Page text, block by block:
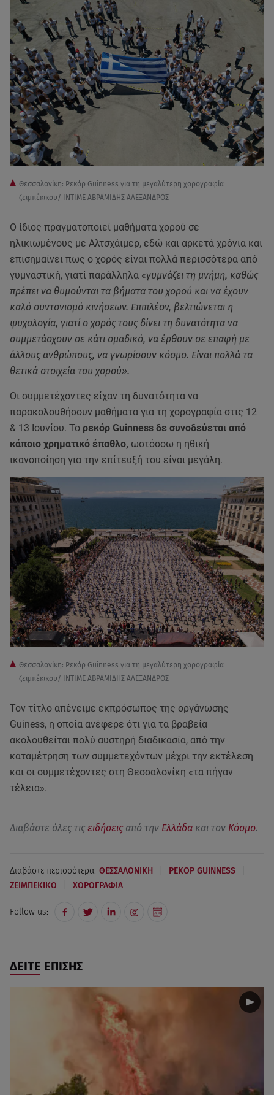
Θεσσαλονίκη: Ρεκόρ Guinness για τη μεγαλύτερη χορογραφία
ζεϊμπέκικου/ ΙΝΤΙΜΕ ΑΒΡΑΜΙΔΗΣ ΑΛΕΞΑΝΔΡΟΣ
Ο ίδιος πραγματοποιεί μαθήματα χορού σε
ηλικιωμένους με Αλτσχάιμερ, εδώ και αρκετά χρόνια και
επισημαίνει πως ο χορός είναι πολλά περισσότερα από
γυμναστική, γιατί παράλληλα «γυμνάζει τη μνήμη, καθώς
πρέπει να θυμούνται τα βήματα του χορού και να έχουν
καλό συντονισμό κινήσεων. Επιπλέον, βελτιώνεται η
ψυχολογία, γιατί ο χορός τους δίνει τη δυνατότητα να
συμμετάσχουν σε κάτι ομαδικό, να έρθουν σε επαφή με
άλλους ανθρώπους, να γνωρίσουν κόσμο. Είναι πολλά τα
θετικά στοιχεία του χορού».
Οι συμμετέχοντες είχαν τη δυνατότητα να
παρακολουθήσουν μαθήματα για τη χορογραφία στις 12
& 13 Ιουνίου. Το ρεκόρ Guinness δε συνοδεύεται από
κάποιο χρηματικό έπαθλο, ωστόσοω η ηθική
ικανοποίηση για την επίτευξή του είναι μεγάλη.
Θεσσαλονίκη: Ρεκόρ Guinness για τη μεγαλύτερη χορογραφία
ζεϊμπέκικου/ ΙΝΤΙΜΕ ΑΒΡΑΜΙΔΗΣ ΑΛΕΞΑΝΔΡΟΣ
Τον τίτλο απένειμε εκπρόσωπος της οργάνωσης
Guiness, η οποία ανέφερε ότι για τα βραβεία
ακολουθείται πολύ αυστηρή διαδικασία, από την
καταμέτρηση των συμμετεχόντων μέχρι την εκτέλεση
και οι συμμετέχοντες στη Θεσσαλονίκη «τα πήγαν
τέλεια».
Διαβάστε όλες τις ειδήσεις από την Ελλάδα και τον Κόσμο.
Διαβάστε περισσότερα: ΘΕΣΣΑΛΟΝΙΚΗ ΡΕΚΟΡ GUINNESS
ΖΕΙΜΠΕΚΙΚΟ ΧΟΡΟΓΡΑΦΙΑ
Follow us:
ΔΕΙΤΕ ΕΠΙΣΗΣ